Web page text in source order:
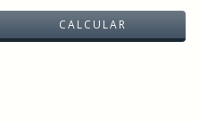
CALCULAR